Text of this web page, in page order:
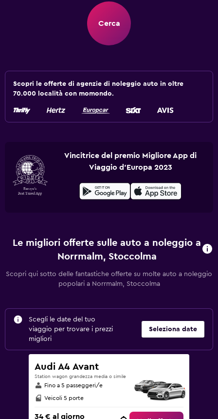
Cerca
Scopri le offerte di agenzie di noleggio auto in oltre
70.000 località con momondo.
Vincitrice del premio Migliore App di
Viaggio d'Europa 2023
Le migliori offerte sulle auto a noleggio a
Norrmalm, Stoccolma
Scopri qui sotto delle fantastiche offerte su molte auto a noleggio
popolari a Norrmalm, Stoccolma
Scegli le date del tuo
viaggio per trovare i prezzi
migliori
Seleziona date
Audi A4 Avant
Station wagon grandezza media o simile
Fino a 5 passeggeri/e
Veicoli 5 porte
34 € al giorno